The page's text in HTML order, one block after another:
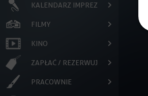
KALENDARZ IMPREZ
FILMY
KINO
ZAPŁAĆ / REZERWUJ
PRACOWNIE